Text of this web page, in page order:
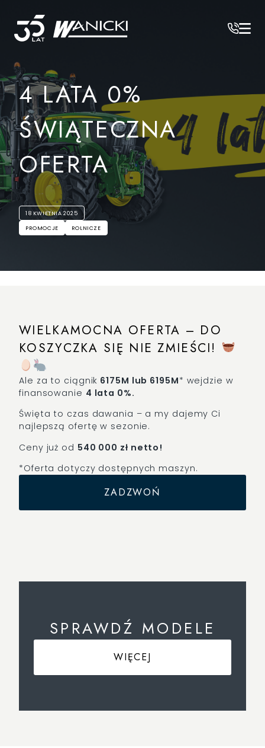
Wanicki Aktualności/4 LATA 0% ŚWIĄTECZNA OFERTA
4 LATA 0%
ŚWIĄTECZNA
OFERTA
18 KWIETNIA 2025
PROMOCJE
ROLNICZE
WIELKAMOCNA OFERTA – DO
KOSZYCZKA SIĘ NIE ZMIEŚCI!
Ale za to ciągnik 6175M lub 6195M* wejdzie w
finansowanie 4 lata 0%.
Święta to czas dawania – a my dajemy Ci
najlepszą ofertę w sezonie.
Ceny już od 540 000 zł netto!
*Oferta dotyczy dostępnych maszyn.
ZADZWOŃ
SPRAWDŹ MODELE
WIĘCEJ